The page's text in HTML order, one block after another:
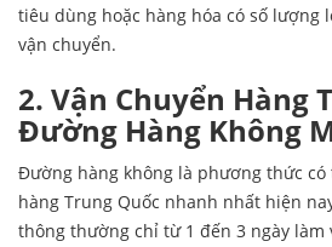
tiêu dùng hoặc hàng hóa có số lượng
vận chuyển.
2. Vận Chuyển Hàng
Đường Hàng Không
Đường hàng không là phương thức
hàng Trung Quốc nhanh nhất hiện
thông thường chỉ từ 1 đến 3 ngày làm